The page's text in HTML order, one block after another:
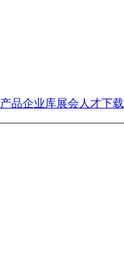
产品企业库展会 人才下载